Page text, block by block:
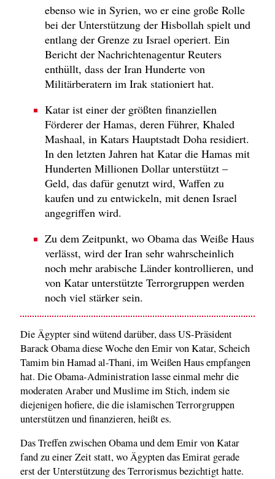
ebenso wie in Syrien, wo er eine große Rolle
bei der Unterstützung der Hisbollah spielt und
entlang der Grenze zu Israel operiert. Ein
Bericht der Nachrichtenagentur Reuters
enthüllt, dass der Iran Hunderte von
Militärberatern im Irak stationiert hat.
Katar ist einer der größten finanziellen
Förderer der Hamas, deren Führer, Khaled
Mashaal, in Katars Hauptstadt Doha residiert.
In den letzten Jahren hat Katar die Hamas mit
Hunderten Millionen Dollar unterstützt –
Geld, das dafür genutzt wird, Waffen zu
kaufen und zu entwickeln, mit denen Israel
angegriffen wird.
Zu dem Zeitpunkt, wo Obama das Weiße Haus
verlässt, wird der Iran sehr wahrscheinlich
noch mehr arabische Länder kontrollieren, und
von Katar unterstützte Terrorgruppen werden
noch viel stärker sein.
Die Ägypter sind wütend darüber, dass US-Präsident
Barack Obama diese Woche den Emir von Katar, Scheich
Tamim bin Hamad al-Thani, im Weißen Haus empfangen
hat. Die Obama-Administration lasse einmal mehr die
moderaten Araber und Muslime im Stich, indem sie
diejenigen hofiere, die die islamischen Terrorgruppen
unterstützen und finanzieren, heißt es.
Das Treffen zwischen Obama und dem Emir von Katar
fand zu einer Zeit statt, wo Ägypten das Emirat gerade
erst der Unterstützung des Terrorismus bezichtigt hatte.